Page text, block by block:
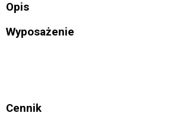
Opis
Wyposażenie
Cennik